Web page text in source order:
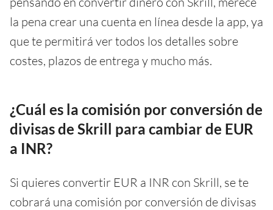
la pena crear una cuenta en línea desde la app, ya
que te permitirá ver todos los detalles sobre
costes, plazos de entrega y mucho más.
¿Cuál es la comisión por conversión de
divisas de Skrill para cambiar de EUR
a INR?
Si quieres convertir EUR a INR con Skrill, se te
cobrará una comisión por conversión de divisas